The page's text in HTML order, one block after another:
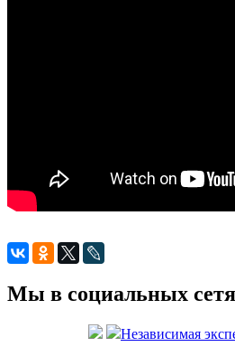
Мы в социальных
Независимая